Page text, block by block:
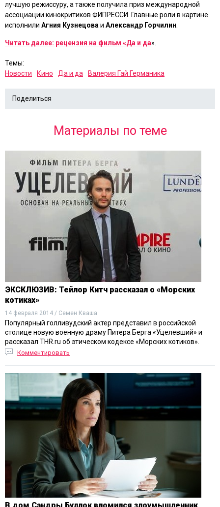
лучшую режиссуру, а также получила приз международной
ассоциации кинокритиков ФИПРЕССИ. Главные роли в картине
исполнили Агния Кузнецова и Александр Горчилин
Читать далее: рецензия на фильм «Да и да».
Темы:
Новости
Кино Да и да Валерия Гай Германика
Поделиться
Материалы по теме
ЭКСКЛЮЗИВ: Тейлор Китч рассказал о «Морских
котиках»
14 февраля 2014 / Семен Кваша
Популярный голливудский актер представил в российской
столице новую военную драму Питера Берга «Уцелевший» и
рассказал THR.ru об этическом кодексе «Морских котиков».
Комментировать